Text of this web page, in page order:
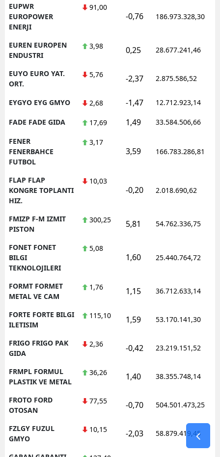
EUPWR
EUROPOWER
ENERJI
91,00
-0,76 186.973.328,30
EUREN EUROPEN
ENDUSTRI
3,98 0,25 28.677.241,46
EUYO EURO YAT.
ORT.
5,76 -2,37 2.875.586,52
EYGYO EYG GMYO 2,68 -1,47 12.712.923,14
FADE FADE GIDA 17,69 1,49 33.584.506,66
FENER
FENERBAHCE
FUTBOL
3,17
3,59 166.783.286,81
FLAP FLAP
KONGRE TOPLANTI
HIZ.
10,03
-0,20 2.018.690,62
FMIZP F-M IZMIT
PISTON
300,25 5,81 54.762.336,75
FONET FONET
BILGI
TEKNOLOJILERI
5,08
1,60 25.440.764,72
FORMT FORMET
METAL VE CAM
1,76 1,15 36.712.633,14
FORTE FORTE BILGI
ILETISIM
115,10 1,59 53.170.141,30
FRIGO FRIGO PAK
GIDA
2,36 -0,42 23.219.151,52
FRMPL FORMUL
PLASTIK VE METAL
36,26 1,40 38.355.748,14
FROTO FORD
OTOSAN
77,55 -0,70 504.501.473,25
FZLGY FUZUL
GMYO
10,15 -2,03 58.879.419,45